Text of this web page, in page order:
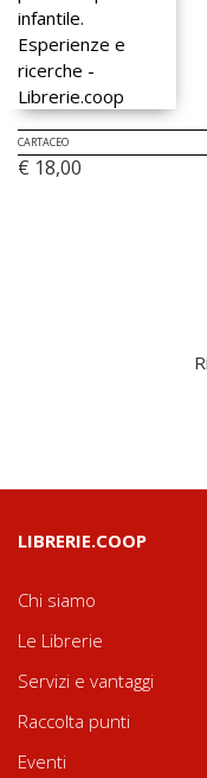
CARTACEO
€ 18,00
LIBRERIE.COOP
Chi siamo
Le Librerie
Servizi e vantaggi
Raccolta punti
Eventi